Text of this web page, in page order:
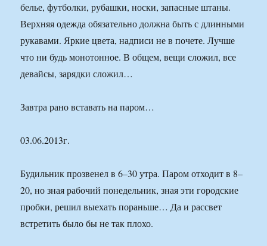
белье, футболки, рубашки, носки, запасные штаны.
Верхняя одежда обязательно должна быть с длинными
рукавами. Яркие цвета, надписи не в почете. Лучше
что ни будь монотонное. В общем, вещи сложил, все
девайсы, зарядки сложил…
Завтра рано вставать на паром…
03.06.2013г.
Будильник прозвенел в 6–30 утра. Паром отходит в 8–
20, но зная рабочий понедельник, зная эти городские
пробки, решил выехать пораньше… Да и рассвет
встретить было бы не так плохо.